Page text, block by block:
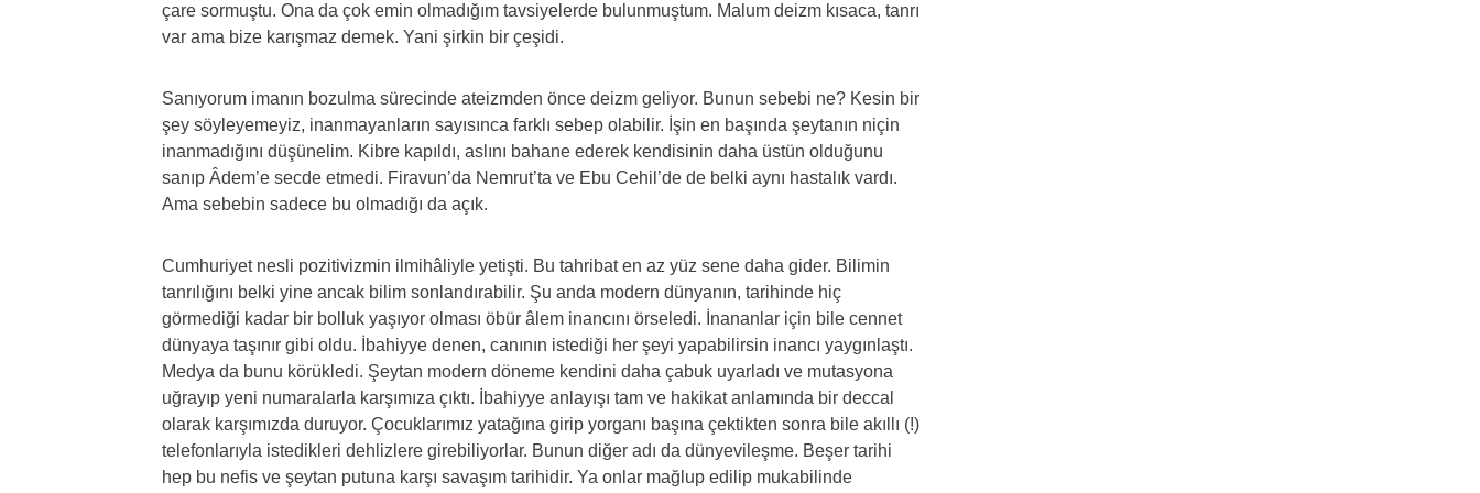
çare sormuştu. Ona da çok emin olmadığım tavsiyelerde bulunmuştum. Malum deizm kısaca, tanrı
var ama bize karışmaz demek. Yani şirkin bir çeşidi.
Sanıyorum imanın bozulma sürecinde ateizmden önce deizm geliyor. Bunun sebebi ne? Kesin bir
şey söyleyemeyiz, inanmayanların sayısınca farklı sebep olabilir. İşin en başında şeytanın niçin
inanmadığını düşünelim. Kibre kapıldı, aslını bahane ederek kendisinin daha üstün olduğunu
sanıp Âdem’e secde etmedi. Firavun’da Nemrut’ta ve Ebu Cehil’de de belki aynı hastalık vardı.
Ama sebebin sadece bu olmadığı da açık.
Cumhuriyet nesli pozitivizmin ilmihâliyle yetişti. Bu tahribat en az yüz sene daha gider. Bilimin
tanrılığını belki yine ancak bilim sonlandırabilir. Şu anda modern dünyanın, tarihinde hiç
görmediği kadar bir bolluk yaşıyor olması öbür âlem inancını örseledi. İnananlar için bile cennet
dünyaya taşınır gibi oldu. İbahiyye denen, canının istediği her şeyi yapabilirsin inancı yaygınlaştı.
Medya da bunu körükledi. Şeytan modern döneme kendini daha çabuk uyarladı ve mutasyona
uğrayıp yeni numaralarla karşımıza çıktı. İbahiyye anlayışı tam ve hakikat anlamında bir deccal
olarak karşımızda duruyor. Çocuklarımız yatağına girip yorganı başına çektikten sonra bile akıllı (!)
telefonlarıyla istedikleri dehlizlere girebiliyorlar. Bunun diğer adı da dünyevileşme. Beşer tarihi
hep bu nefis ve şeytan putuna karşı savaşım tarihidir. Ya onlar mağlup edilip mukabilinde